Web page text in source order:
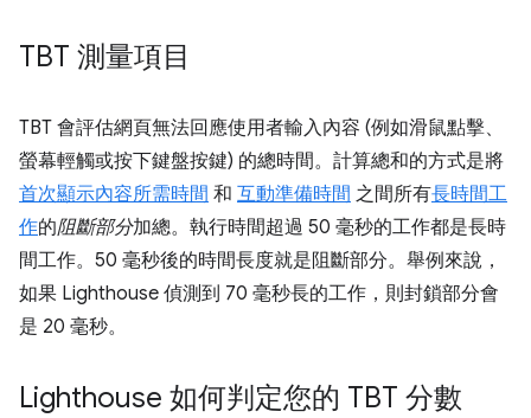
TBT 測量項目
TBT 會評估網頁無法回應使用者輸入內容 (例如滑鼠點擊、
螢幕輕觸或按下鍵盤按鍵) 的總時間。計算總和的方式是將
首次顯示內容所需時間 和 互動準備時間 之間所有長時間工
作的阻斷部分加總。執行時間超過 50 毫秒的工作都是長時
間工作。50 毫秒後的時間長度就是阻斷部分。舉例來說，
如果 Lighthouse 偵測到 70 毫秒長的工作，則封鎖部分會
是 20 毫秒。
Lighthouse 如何判定您的 TBT 分數